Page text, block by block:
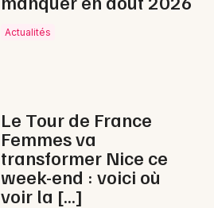
Actualités
Le Tour de France
Femmes va
transformer Nice ce
week-end : voici où
voir la […]